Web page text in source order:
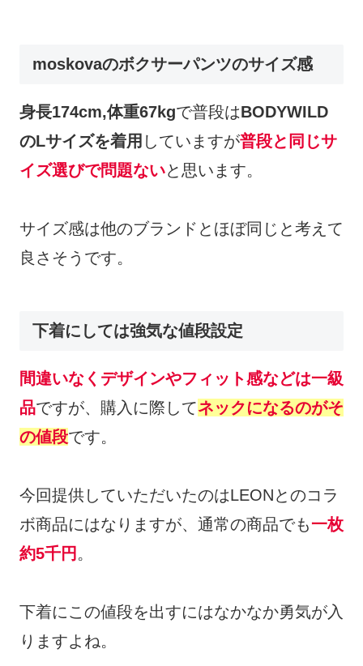
moskovaのボクサーパンツのサイズ感
身長174cm,体重67kgで普段はBODYWILD
のLサイズを着用 していますが普段と同じサ
イズ選びで問題ないと思います。
サイズ感は他のブランドとほぼ同じと考えて
良さそうです。
下着にしては強気な値段設定
間違いなくデザインやフィット感などは一級
品ですが、購入に際してネックになるのがそ
の値段です。
今回提供していただいたのはLEONとのコラ
ボ商品にはなりますが、通常の商品でも一枚
約5千円 。
下着にこの値段を出すにはなかなか勇気が入
りますよね。